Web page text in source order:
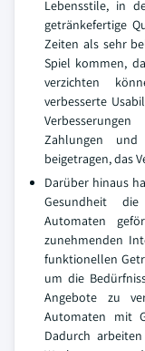
Lebensstile, in
getränkefertige
Zeiten als sehr
Spiel kommen,
verzichten
verbesserte
Zahlungen und
beigetragen, das
Darüber hinaus
Gesundheit
Automaten
zunehmenden
funktionellen
um die
Angebote zu
Automaten mit
Dadurch